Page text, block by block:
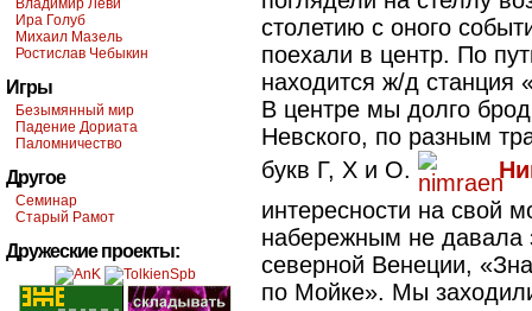
Владимир Леви
Ира Голуб
Михаил Мазель
Ростислав Чебыкин
Игры
Безымянный мир
Падение Дориата
Паломничество
Другое
Семинар
Старый Рамот
Дружеские проекты:
столетию с оного
поехали в центр. По
находится ж/д станция
В центре мы долго
Невского, по разным
букв Г, Х и О.
интересности на свой
набережным не давала
северной Венеции,
по Мойке». Мы